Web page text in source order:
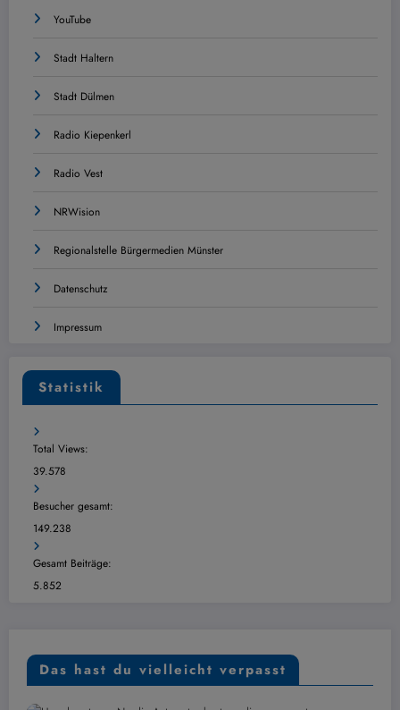
YouTube
Stadt Haltern
Stadt Dülmen
Radio Kiepenkerl
Radio Vest
NRWision
Regionalstelle Bürgermedien Münster
Datenschutz
Impressum
Statistik
Total Views:
39.578
Besucher gesamt:
149.238
Gesamt Beiträge:
5.852
Das hast du vielleicht verpasst